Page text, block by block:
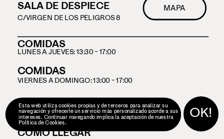
C/VIRGEN DE LOS PELIGROS 8
COMIDAS
LUNES A JUEVES: 13:30 - 17:00
COMIDAS
VIERNES A DOMINGO: 13:00 - 17:00
CENAS
LUNES A DOMINGO: 19:30 - 00:30
CÓMO LLEGAR
MAPA
SALA DE DESPIECE
Esta web utiliza cookies propias y de terceros para analizar su
navegación y ofrecerle un servicio más personalizado acorde a sus
Política de Cookies.
OK!